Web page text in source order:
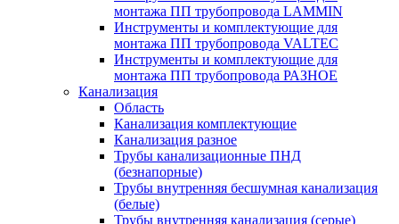
монтажа ПП трубопровода LAMMIN
Инструменты и комплектующие для
монтажа ПП трубопровода VALTEC
Инструменты и комплектующие для
монтажа ПП трубопровода РАЗНОЕ
Канализация
Область
Канализация комплектующие
Канализация разное
Трубы канализационные ПНД
(безнапорные)
Трубы внутренняя бесшумная канализация
(белые)
Трубы внутренняя канализация (серые)